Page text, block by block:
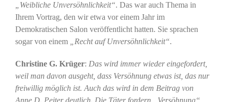
„Weibliche Unversöhnlichkeit“. Das war auch Thema in
Ihrem Vortrag, den wir etwa vor einem Jahr im
Demokratischen Salon veröffentlicht hatten. Sie sprachen
sogar von einem
„Recht auf Unversöhnlichkeit“.
Christine G. Krüger: Das wird immer wieder eingefordert,
weil man davon ausgeht, dass Versöhnung etwas ist, das nur
freiwillig möglich ist. Auch das wird in dem Beitrag von